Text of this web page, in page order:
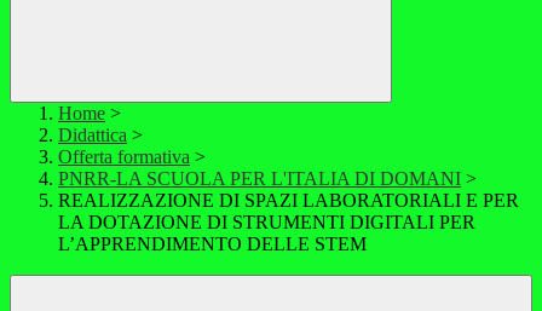
Home >
Didattica >
Offerta formativa >
PNRR-LA SCUOLA PER L'ITALIA DI DOMANI >
REALIZZAZIONE DI SPAZI LABORATORIALI E PER
LA DOTAZIONE DI STRUMENTI DIGITALI PER
L’APPRENDIMENTO DELLE STEM